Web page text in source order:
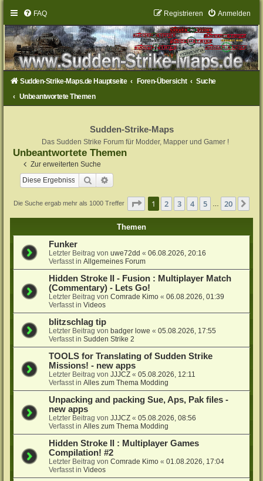
FAQ Anmelden
Registrieren
Sudden-Strike-Maps.de Hauptseite Foren-Übersicht
Suche
Unbeantwortete Themen
Sudden-Strike-Maps
Das Sudden Strike Forum für Modder, Mapper und Gamer !
Unbeantwortete Themen
Zur erweiterten Suche
Suche
Die Suche ergab mehr als 1000 Treffer Seite 1von 20
1 2 3 4 5 20
Themen
Funker
Letzter Beitrag vonuwe72dd «06.08.2026, 20:16
Verfasst inAllgemeines Forum
Hidden Stroke II - Fusion : Multiplayer Match
(Commentary) - Lets Go!
Letzter Beitrag vonComrade Kimo «06.08.2026, 01:39
Verfasst inVideos
blitzschlag tip
Letzter Beitrag vonbadger lowe «05.08.2026, 17:55
Verfasst inSudden Strike 2
TOOLS for Translating of Sudden Strike
Missions! - new apps
Letzter Beitrag vonJJJCZ «05.08.2026, 12:11
Verfasst inAlles zum Thema Modding
Unpacking and packing Sue, Aps, Pak files -
new apps
Letzter Beitrag vonJJJCZ «05.08.2026, 08:56
Verfasst inAlles zum Thema Modding
Hidden Stroke II : Multiplayer Games
Compilation! #2
Letzter Beitrag vonComrade Kimo «01.08.2026, 17:04
Verfasst inVideos